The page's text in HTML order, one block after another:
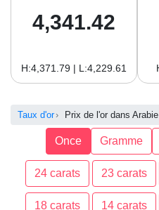
4,341.42
H:4,371.79 | L:4,229.61
Taux d'or Prix de l'or dans
Once Gramme
24 carats 23 carats
18 carats 14 carats